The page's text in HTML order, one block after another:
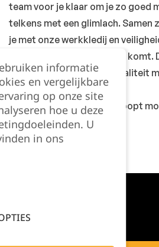
team voor je klaar om je zo goed
telkens met een glimlach. Samen
je met onze werkkledij en
voor de dag komt.
manier, gekoppeld aan kwaliteit
draagcomfort.
Want wat je bij JOBiTEX koopt
LEES ONS VERHAAL
informatie
en vergelijkbare
op onze site
hoe u deze
U
in ons